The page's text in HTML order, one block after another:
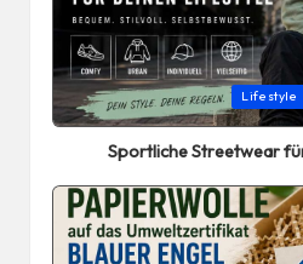
Posted
in
Lifestyle
Sportliche Streetwear